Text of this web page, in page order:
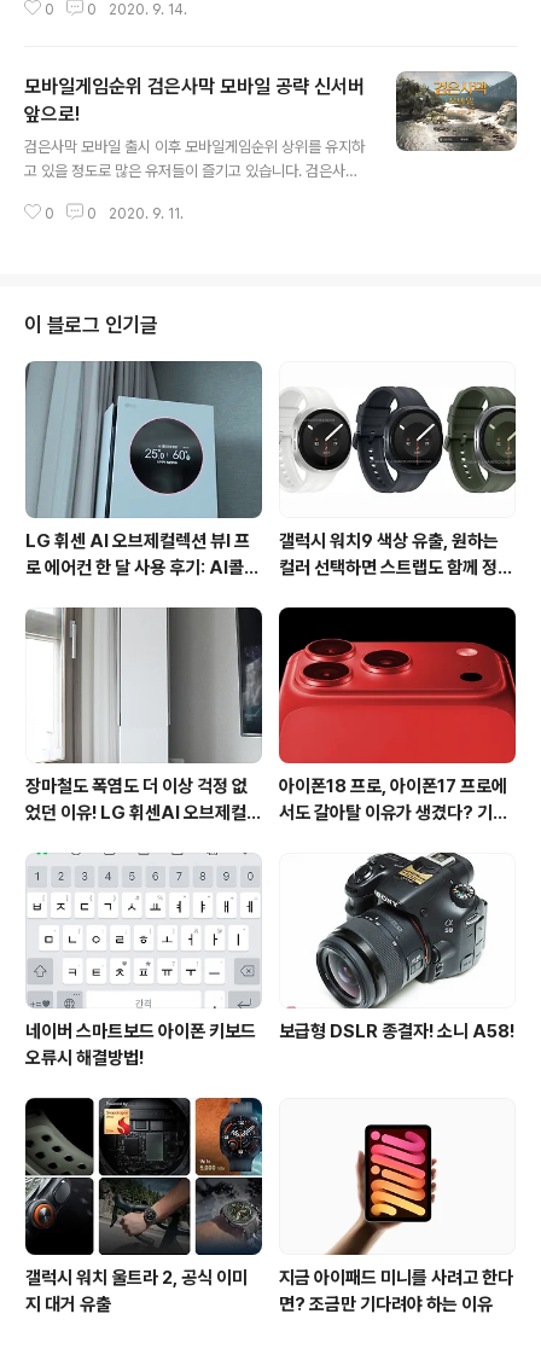
는 노트북에 대한 필요성 역시 지속적을 올라가고 있는데
시북 이온이 가지고 있는 장점들을 나열한다면 끝이 없을
것 같습니다. 그 중에서도 디자이과 무게는 최강이라고 해
도 과언이 아닐 정도인데요, 심플하면서도 세련된 디자인
은 기본 1.2kg의 무게는 노트북이 가지고 있는 휴대성에
충전 기능이 탑재되어 있어 필요한 경우 스마트폰과 무선
0 0 2020. 9. 14.
모바일게임순위 검은사막 모바일 공략 신서버
앞으로!
검은사막 모바일 출시 이후 모바일게임순위 상위를 유지하
고 있을 정도로 많은 유저들이 즐기고 있습니다. 검은사막
업데이트와 신규서버 증설까지 다방면으로 관리를 하고 있
자도 이번 신규 서버 무라카 소식을 접하고 서둘러 접속 직
업부터 새롭게 선택하여 시작해보았습니다. 직업의 경우
계승된 상태로 생성되거나, 전직 이전 상태로 구성되어 있
는데요, 워낙 각각의 특성을 가지고 있는 직업들인터라 이
미 경험했음에도 불구하고 제법 시간이 걸렸습니다. 신규
서버를 선택한 가장 큰 이유는 시작 시점이 동일하다..
0 0 2020. 9. 11.
이 블로그 인기글
LG 휘센 AI 오브제컬렉션 뷰I 프
로 에어컨 한 달 사용 후기: AI콜드
갤럭시 워치9 색상 유출, 원하는
컬러 선택하면 스트랩도 함께 정해
장마철도 폭염도 더 이상 걱정 없
었던 이유! LG 휘센AI 오브제컬렉
사용 후기
아이폰18 프로, 아이폰17 프로에
서도 갈아탈 이유가 생겼다? 기대
네이버 스마트보드 아이폰 키보드
오류시 해결방법!
보급형 DSLR 종결자! 소니 A58!
갤럭시 워치 울트라 2, 공식 이미
지 대거 유출
지금 아이패드 미니를 사려고 한다
면? 조금만 기다려야 하는 이유